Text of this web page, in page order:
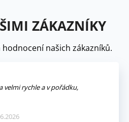
ZÁKAZNÍKY
našich zákazníků.
velmi rychle a v pořádku,